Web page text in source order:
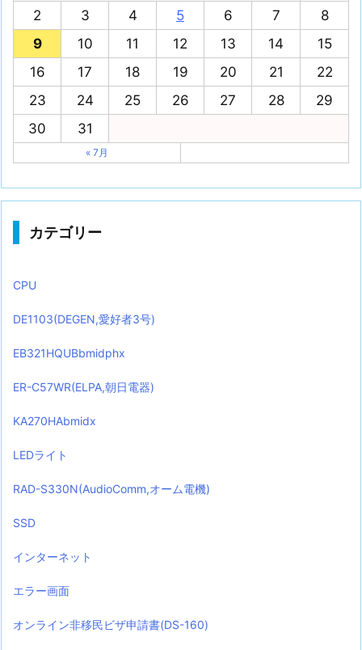
2
3 4 5 6 7
8
9
10 11 12 13 14
15
16
17 18 19 20 21
22
23
24 25 26 27 28
29
30
31
« 7月
カテゴリー
CPU
DE1103(DEGEN,愛好者3号)
EB321HQUBbmidphx
ER-C57WR(ELPA,朝日電器)
KA270HAbmidx
LEDライト
RAD-S330N(AudioComm,オーム電機)
SSD
インターネット
エラー画面
オンライン非移民ビザ申請書(DS-160)